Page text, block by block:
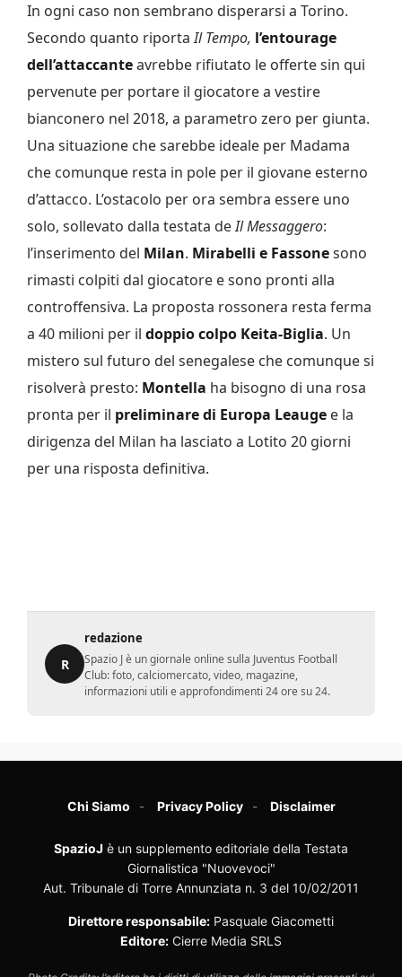
In ogni caso non sembrano disperarsi a Torino.
Secondo quanto riportaIl Tempo, l’entourage
dell’attaccanteavrebbe rifiutato le offerte sin qui
pervenute per portare il giocatore a vestire
bianconero nel 2018, a parametro zero per giunta.
Una situazione che sarebbe ideale per Madama
che comunque resta in pole per il giovane esterno
d’attacco. L’ostacolo per ora sembra essere uno
solo, sollevato dalla testata deIl Messaggero:
l’inserimento del Milan. Mirabelli e Fassonesono
rimasti colpiti dal giocatore e sono pronti alla
controffensiva. La proposta rossonera resta ferma
a 40 milioni per il doppio colpo Keita-Biglia. Un
mistero sul futuro del senegalese che comunque si
risolverà presto: Montella ha bisogno di una rosa
pronta per il preliminare di Europa Leauge e la
dirigenza del Milan ha lasciato a Lotito 20 giorni
per una risposta definitiva.
R
redazione
Spazio J è un giornale online sulla Juventus Football
Club: foto, calciomercato, video, magazine,
informazioni utili e approfondimenti 24 ore su 24.
Chi Siamo Privacy Policy Disclaimer
SpazioJ è un supplemento editoriale della Testata
Giornalistica "Nuovevoci"
Aut. Tribunale di Torre Annunziata n. 3 del 10/02/2011
Direttore responsabile: Pasquale Giacometti
Editore: Cierre Media SRLS